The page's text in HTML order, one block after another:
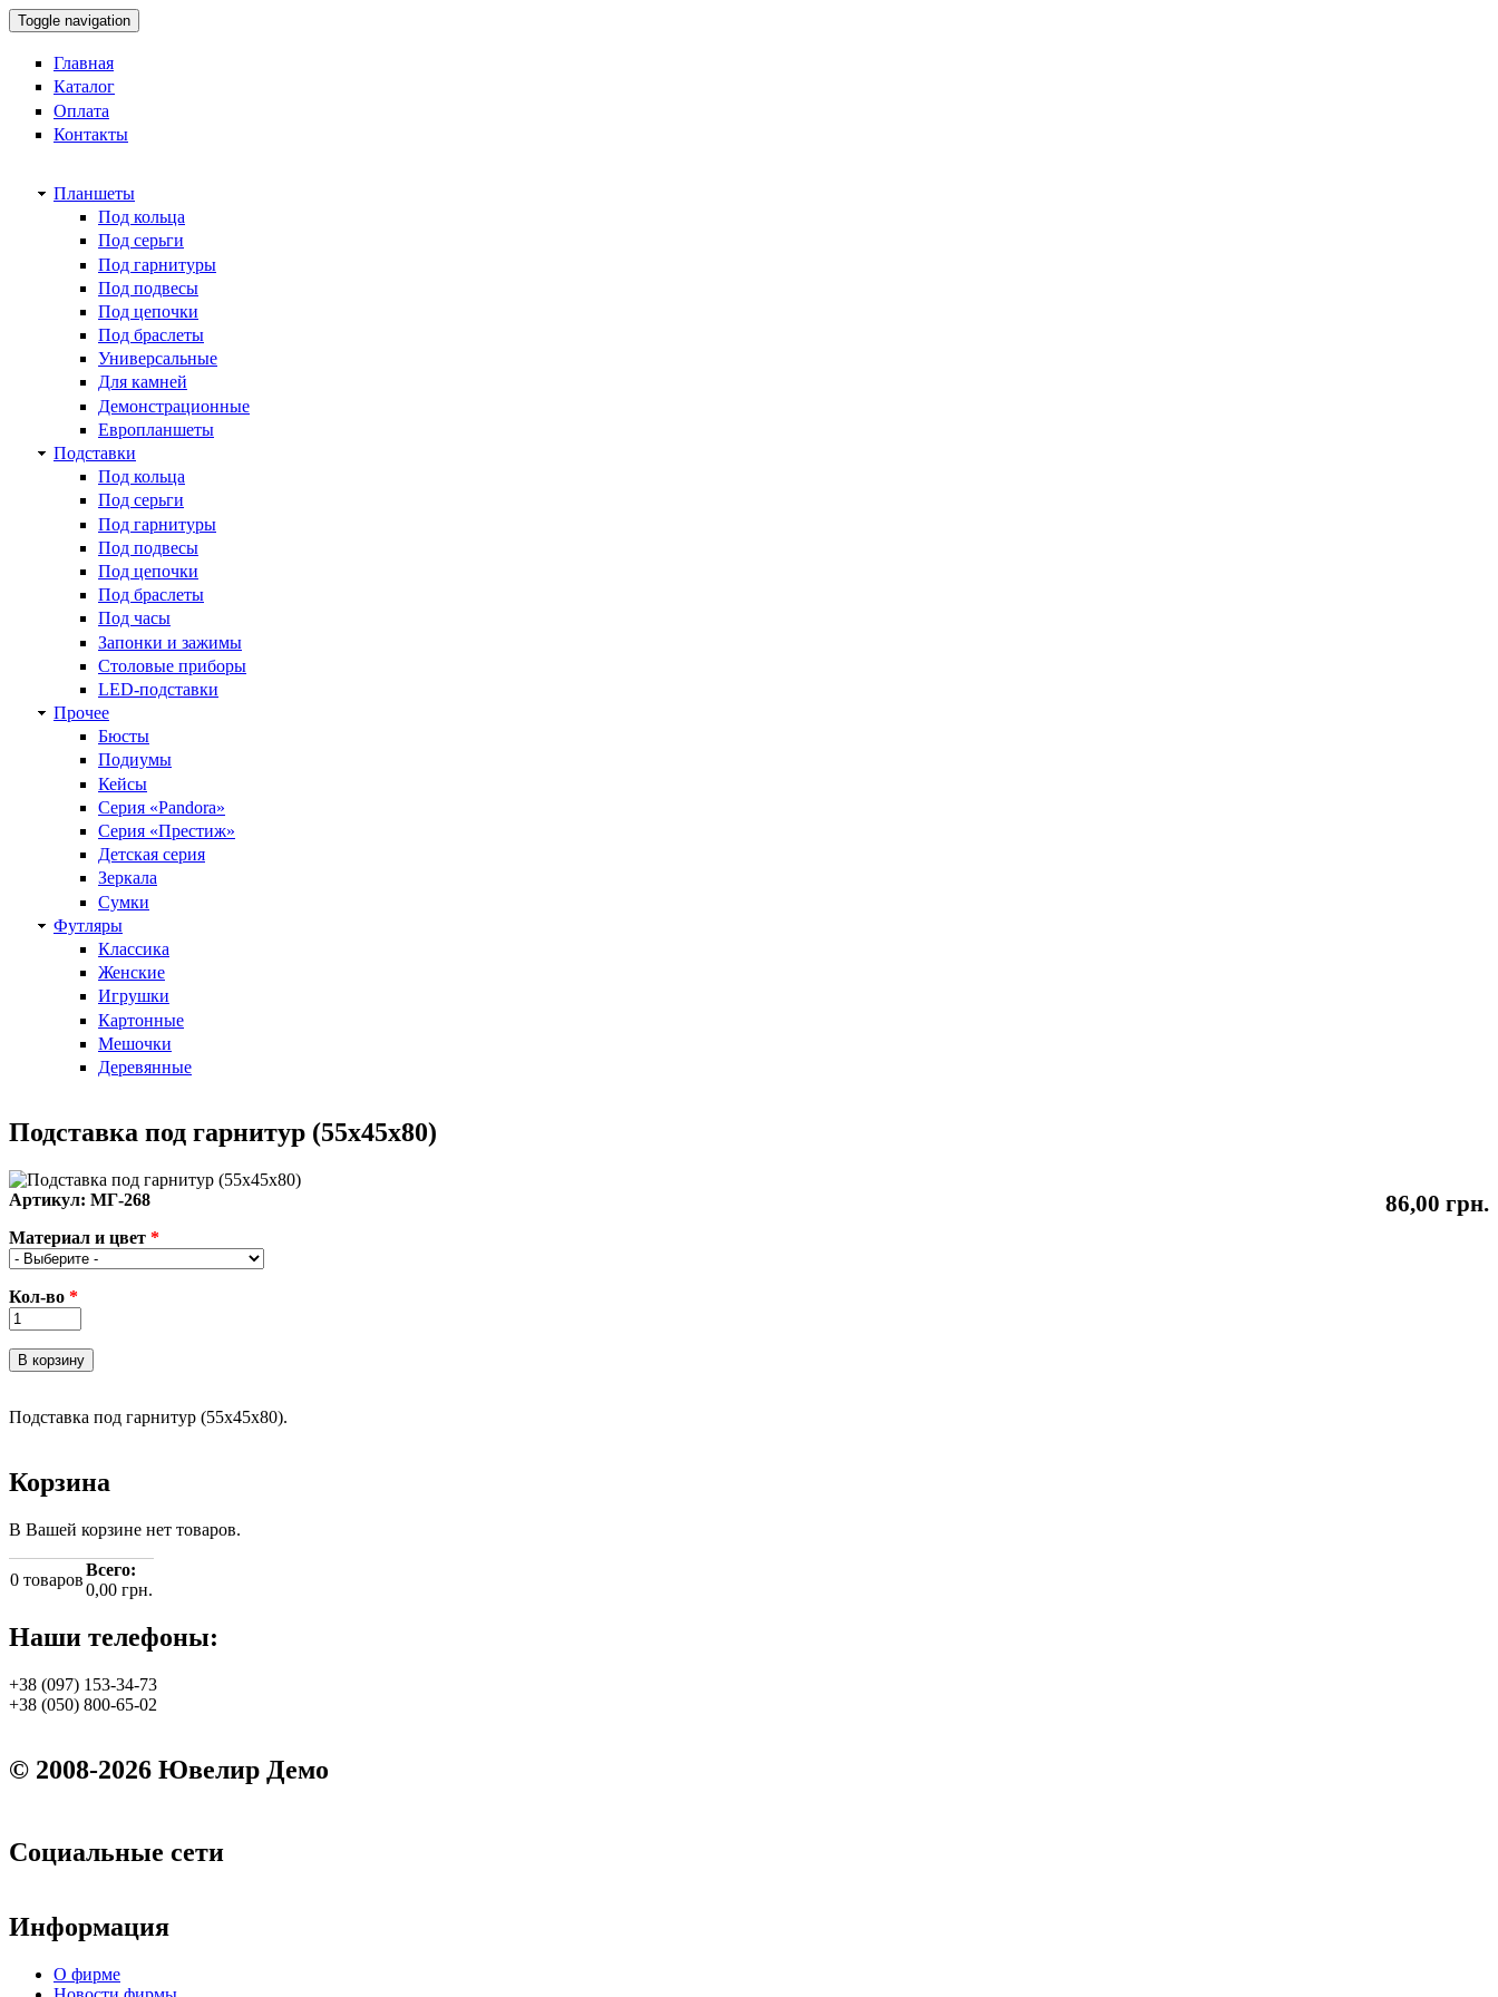
Toggle navigation
Главная
Каталог
Оплата
Контакты
Планшеты
Под кольца
Под серьги
Под гарнитуры
Под подвесы
Под цепочки
Под браслеты
Универсальные
Для камней
Демонстрационные
Европланшеты
Подставки
Под кольца
Под серьги
Под гарнитуры
Под подвесы
Под цепочки
Под браслеты
Под часы
Запонки и зажимы
Столовые приборы
LED-подставки
Прочее
Бюсты
Подиумы
Кейсы
Серия «Pandora»
Серия «Престиж»
Детская серия
Зеркала
Сумки
Футляры
Классика
Женские
Игрушки
Картонные
Мешочки
Деревянные
Подставка под гарнитур (55х45х80)
Артикул: МГ-268 86,00 грн.
Материал и цвет *
Кол-во *
Подставка под гарнитур (55х45х80).
Корзина
В Вашей корзине нет товаров.
0 товаров
Всего:
0,00 грн.
Наши телефоны:
+38 (097) 153-34-73
+38 (050) 800-65-02
© 2008-2026 Ювелир Демо
Социальные сети
Информация
О фирме